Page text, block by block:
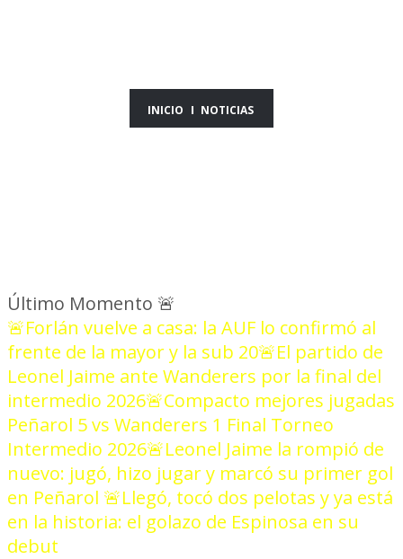
INICIO NOTICIAS
Último Momento 🚨
🚨Forlán vuelve a casa: la AUF lo confirmó al
frente de la mayor y la sub 20🚨El partido de
Leonel Jaime ante Wanderers por la final del
intermedio 2026🚨Compacto mejores jugadas
Peñarol 5 vs Wanderers 1 Final Torneo
Intermedio 2026🚨Leonel Jaime la rompió de
nuevo: jugó, hizo jugar y marcó su primer gol
en Peñarol 🚨Llegó, tocó dos pelotas y ya está
en la historia: el golazo de Espinosa en su
debut